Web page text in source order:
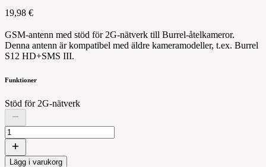
19,98 €
GSM-antenn med stöd för 2G-nätverk till Burrel-åtelkameror.
Denna antenn är kompatibel med äldre kameramodeller, t.ex. Burrel
S12 HD+SMS III.
Funktioner
Stöd för 2G-nätverk
Lägg i varukorg